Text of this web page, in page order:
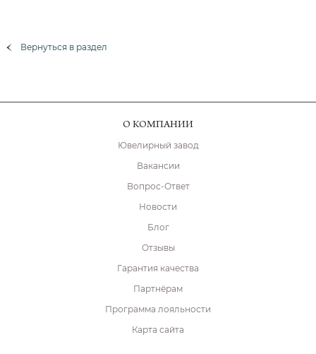
Вернуться в раздел
О КОМПАНИИ
Ювелирный завод
Вакансии
Вопрос-Ответ
Новости
Блог
Отзывы
Гарантия качества
Партнёрам
Программа лояльности
Карта сайта